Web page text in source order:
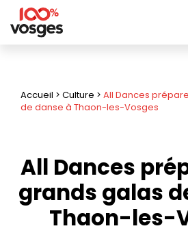
Accueil > Culture > All Dances
de danse à Thaon-les-Vosges
All Dances
grands galas
Thaon-les-